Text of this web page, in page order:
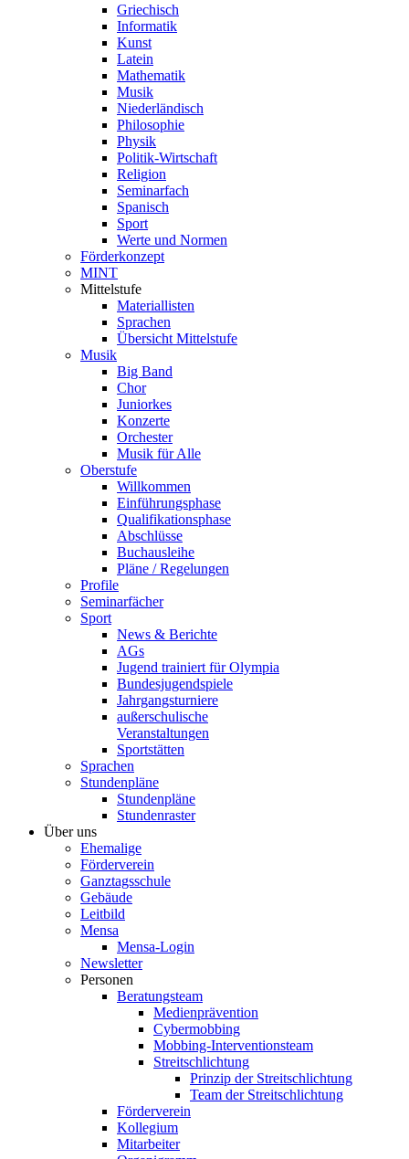
Griechisch
Informatik
Kunst
Latein
Mathematik
Musik
Niederländisch
Philosophie
Physik
Politik-Wirtschaft
Religion
Seminarfach
Spanisch
Sport
Werte und Normen
Förderkonzept
MINT
Mittelstufe
Materiallisten
Sprachen
Übersicht Mittelstufe
Musik
Big Band
Chor
Juniorkes
Konzerte
Orchester
Musik für Alle
Oberstufe
Willkommen
Einführungsphase
Qualifikationsphase
Abschlüsse
Buchausleihe
Pläne / Regelungen
Profile
Seminarfächer
Sport
News & Berichte
AGs
Jugend trainiert für Olympia
Bundesjugendspiele
Jahrgangsturniere
außerschulische
Veranstaltungen
Sportstätten
Sprachen
Stundenpläne
Stundenpläne
Stundenraster
Über uns
Ehemalige
Förderverein
Ganztagsschule
Gebäude
Leitbild
Mensa
Mensa-Login
Newsletter
Personen
Beratungsteam
Medienprävention
Cybermobbing
Mobbing-Interventionsteam
Streitschlichtung
Prinzip der Streitschlichtung
Team der Streitschlichtung
Förderverein
Kollegium
Mitarbeiter